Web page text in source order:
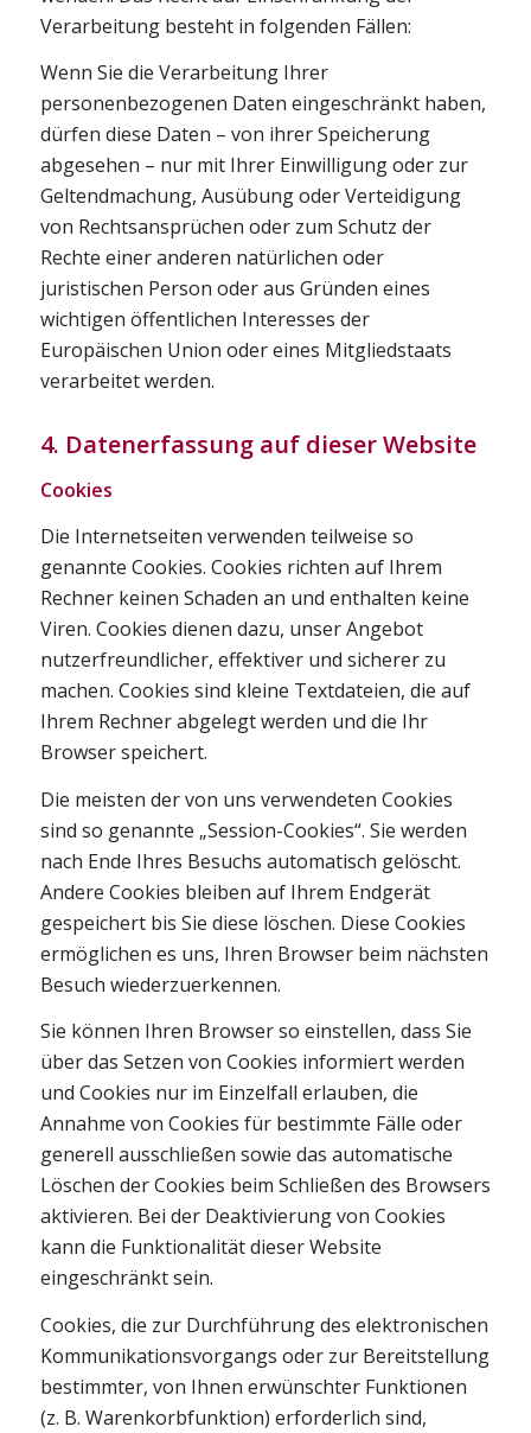
Verarbeitung besteht in folgenden Fällen:
Wenn Sie die Verarbeitung Ihrer
personenbezogenen Daten eingeschränkt haben,
dürfen diese Daten – von ihrer Speicherung
abgesehen – nur mit Ihrer Einwilligung oder zur
Geltendmachung, Ausübung oder Verteidigung
von Rechtsansprüchen oder zum Schutz der
Rechte einer anderen natürlichen oder
juristischen Person oder aus Gründen eines
wichtigen öffentlichen Interesses der
Europäischen Union oder eines Mitgliedstaats
verarbeitet werden.
4. Datenerfassung auf dieser Website
Cookies
Die Internetseiten verwenden teilweise so
genannte Cookies. Cookies richten auf Ihrem
Rechner keinen Schaden an und enthalten keine
Viren. Cookies dienen dazu, unser Angebot
nutzerfreundlicher, effektiver und sicherer zu
machen. Cookies sind kleine Textdateien, die auf
Ihrem Rechner abgelegt werden und die Ihr
Browser speichert.
Die meisten der von uns verwendeten Cookies
sind so genannte „Session-Cookies“. Sie werden
nach Ende Ihres Besuchs automatisch gelöscht.
Andere Cookies bleiben auf Ihrem Endgerät
gespeichert bis Sie diese löschen. Diese Cookies
ermöglichen es uns, Ihren Browser beim nächsten
Besuch wiederzuerkennen.
Sie können Ihren Browser so einstellen, dass Sie
über das Setzen von Cookies informiert werden
und Cookies nur im Einzelfall erlauben, die
Annahme von Cookies für bestimmte Fälle oder
generell ausschließen sowie das automatische
Löschen der Cookies beim Schließen des Browsers
aktivieren. Bei der Deaktivierung von Cookies
kann die Funktionalität dieser Website
eingeschränkt sein.
Cookies, die zur Durchführung des elektronischen
Kommunikationsvorgangs oder zur Bereitstellung
bestimmter, von Ihnen erwünschter Funktionen
(z. B. Warenkorbfunktion) erforderlich sind,